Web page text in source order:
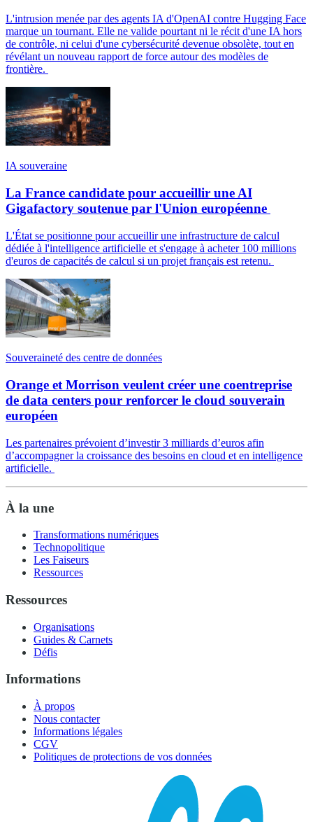
L'intrusion menée par des agents IA d'OpenAI contre Hugging Face
marque un tournant. Elle ne valide pourtant ni le récit d'une IA hors
de contrôle, ni celui d'une cybersécurité devenue obsolète, tout en
révélant un nouveau rapport de force autour des modèles de
frontière.
IA souveraine
La France candidate pour accueillir une AI
Gigafactory soutenue par l'Union européenne
L'État se positionne pour accueillir une infrastructure de calcul
dédiée à l'intelligence artificielle et s'engage à acheter 100 millions
d'euros de capacités de calcul si un projet français est retenu.
Souveraineté des centre de données
Orange et Morrison veulent créer une coentreprise
de data centers pour renforcer le cloud souverain
européen
Les partenaires prévoient d’investir 3 milliards d’euros afin
d’accompagner la croissance des besoins en cloud et en intelligence
artificielle.
À la une
Transformations numériques
Technopolitique
Les Faiseurs
Ressources
Ressources
Organisations
Guides & Carnets
Défis
Informations
À propos
Nous contacter
Informations légales
CGV
Politiques de protections de vos données